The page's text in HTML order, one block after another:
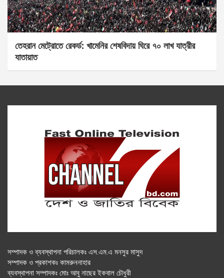
তেহরান মেট্রোতে রেকর্ড: খামেনির শেষবিদায় ঘিরে ৭০ লাখ যাত্রীর
যাতায়াত
সম্পাদক ও ব্যবস্থাপনা পরিচালকঃ এস.এম.এ মনসুর মাসুদ
সম্পাদক ও প্রকাশকঃ কামরুননাহার
ব্যবস্থাপনা সম্পাদকঃ মোঃ আবু নাছের ইকবাল চৌধুরী